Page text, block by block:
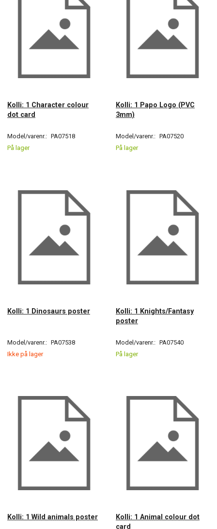
Kolli: 1 Character colour
dot card
Model/varenr.: PA07518
På lager
Kolli: 1 Papo Logo (PVC
3mm)
Model/varenr.: PA07520
På lager
Kolli: 1 Dinosaurs poster
Model/varenr.: PA07538
Ikke på lager
Kolli: 1 Knights/Fantasy
poster
Model/varenr.: PA07540
På lager
Kolli: 1 Wild animals poster
Kolli: 1 Animal colour dot
card